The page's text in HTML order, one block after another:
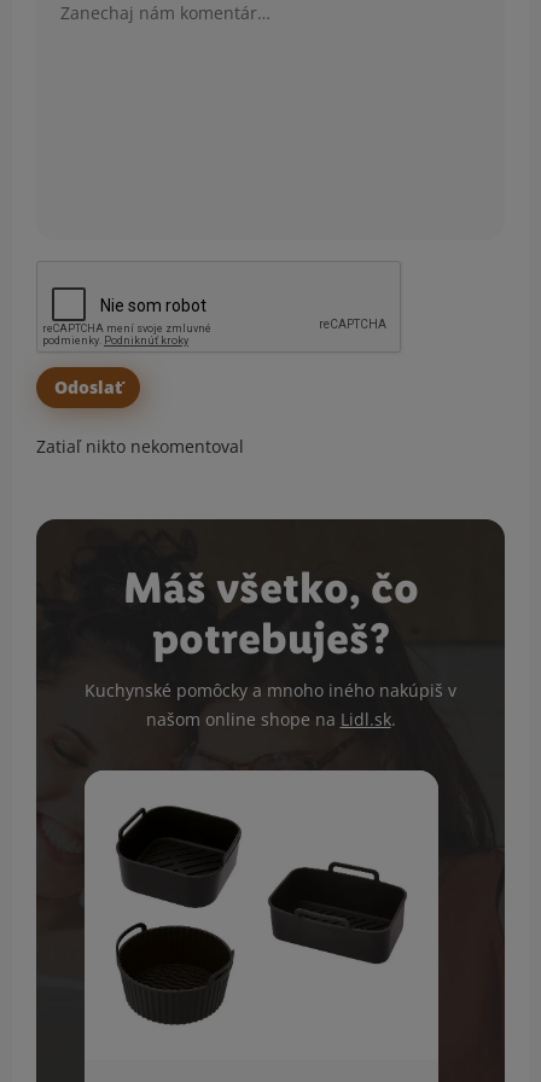
Zatiaľ nikto nekomentoval
Máš všetko, čo
potrebuješ?
Kuchynské pomôcky a mnoho iného nakúpiš v
našom online shope na Lidl.sk.